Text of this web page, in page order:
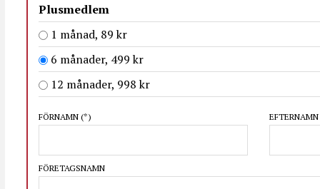
Plusmedlem
1 månad, 89 kr
6 månader, 499 kr
12 månader, 998 kr
FÖRNAMN (*) EFTERNAMN
FÖRETAGSNAMN